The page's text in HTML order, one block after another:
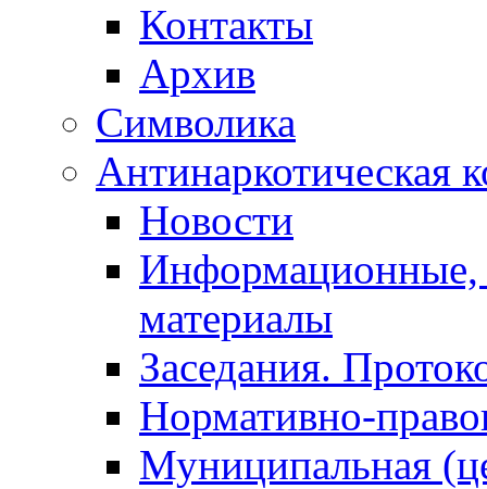
Контакты
Архив
Символика
Антинаркотическая
Новости
Информационные,
материалы
Заседания.
Нормативно-
Муниципальная